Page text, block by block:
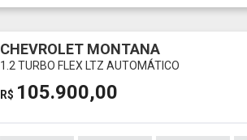
CHEVROLET MONTANA
1.2 TURBO FLEX LTZ AUTOMÁTICO
R$ 105.900,00